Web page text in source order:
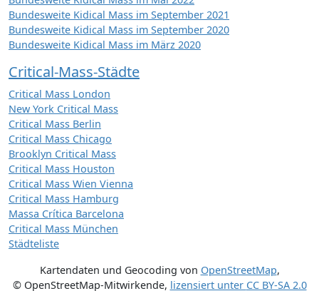
Bundesweite Kidical Mass im September 2021
Bundesweite Kidical Mass im September 2020
Bundesweite Kidical Mass im März 2020
Critical-Mass-Städte
Critical Mass London
New York Critical Mass
Critical Mass Berlin
Critical Mass Chicago
Brooklyn Critical Mass
Critical Mass Houston
Critical Mass Wien Vienna
Critical Mass Hamburg
Massa Crítica Barcelona
Critical Mass München
Städteliste
Kartendaten und Geocoding von OpenStreetMap,
© OpenStreetMap-Mitwirkende, lizensiert unter CC BY-SA 2.0